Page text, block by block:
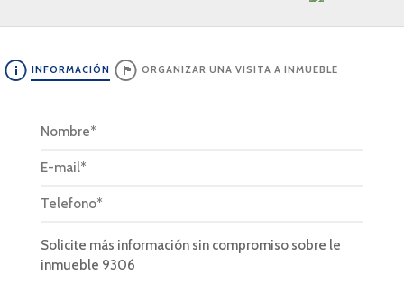
INFORMACIÓN ORGANIZAR UNA VISITA A INMUEBLE